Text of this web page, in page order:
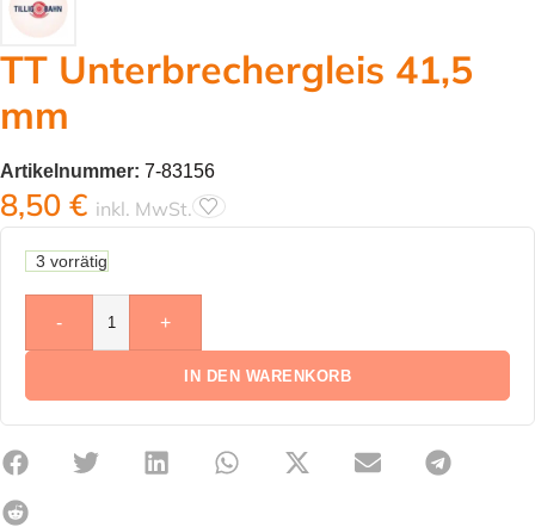
TT Unterbrechergleis 41,5
mm
Artikelnummer: 7-83156
8,50 € inkl. MwSt.
3 vorrätig
- +
IN DEN WARENKORB